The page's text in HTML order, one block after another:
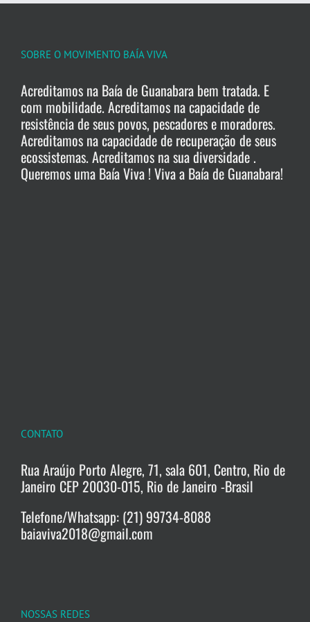
SOBRE O MOVIMENTO BAÍA VIVA
Acreditamos na Baía de Guanabara bem tratada. E
com mobilidade. Acreditamos na capacidade de
resistência de seus povos, pescadores e moradores.
Acreditamos na capacidade de recuperação de seus
ecossistemas. Acreditamos na sua diversidade .
Queremos uma Baía Viva ! Viva a Baía de Guanabara!
CONTATO
Rua Araújo Porto Alegre, 71, sala 601, Centro, Rio de
Janeiro CEP 20030-015, Rio de Janeiro -Brasil
Telefone/Whatsapp: (21) 99734-8088
baiaviva2018@gmail.com
NOSSAS REDES